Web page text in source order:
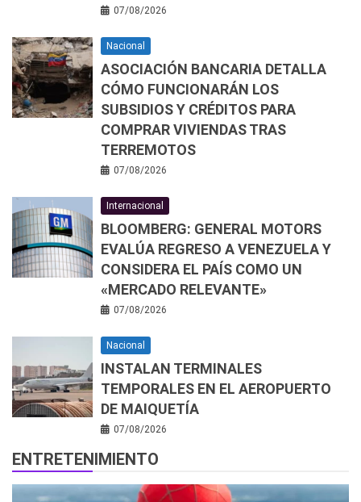
07/08/2026
Nacional
ASOCIACIÓN BANCARIA DETALLA
CÓMO FUNCIONARÁN LOS
SUBSIDIOS Y CRÉDITOS PARA
COMPRAR VIVIENDAS TRAS
TERREMOTOS
07/08/2026
Internacional
BLOOMBERG: GENERAL MOTORS
EVALÚA REGRESO A VENEZUELA Y
CONSIDERA EL PAÍS COMO UN
«MERCADO RELEVANTE»
07/08/2026
Nacional
INSTALAN TERMINALES
TEMPORALES EN EL AEROPUERTO
DE MAIQUETÍA
07/08/2026
ENTRETENIMIENTO